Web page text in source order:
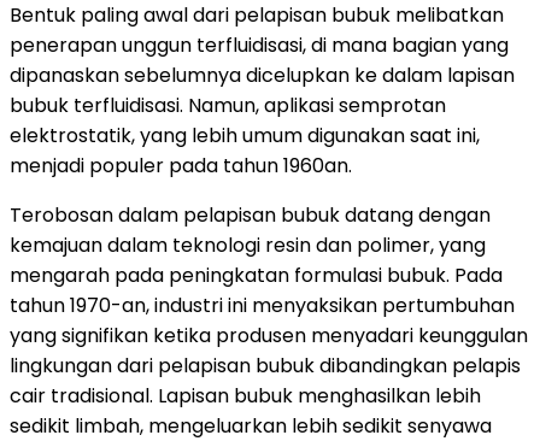
Bentuk paling awal dari pelapisan bubuk melibatkan
penerapan unggun terfluidisasi, di mana bagian yang
dipanaskan sebelumnya dicelupkan ke dalam lapisan
bubuk terfluidisasi. Namun, aplikasi semprotan
elektrostatik, yang lebih umum digunakan saat ini,
menjadi populer pada tahun 1960an.
Terobosan dalam pelapisan bubuk datang dengan
kemajuan dalam teknologi resin dan polimer, yang
mengarah pada peningkatan formulasi bubuk. Pada
tahun 1970-an, industri ini menyaksikan pertumbuhan
yang signifikan ketika produsen menyadari keunggulan
lingkungan dari pelapisan bubuk dibandingkan pelapis
cair tradisional. Lapisan bubuk menghasilkan lebih
sedikit limbah, mengeluarkan lebih sedikit senyawa